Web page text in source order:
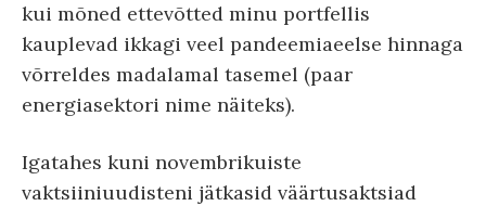
kui mõned ettevõtted minu portfellis
kauplevad ikkagi veel pandeemiaeelse hinnaga
võrreldes madalamal tasemel (paar
energiasektori nime näiteks).
Igatahes kuni novembrikuiste
vaktsiiniuudisteni jätkasid väärtusaktsiad